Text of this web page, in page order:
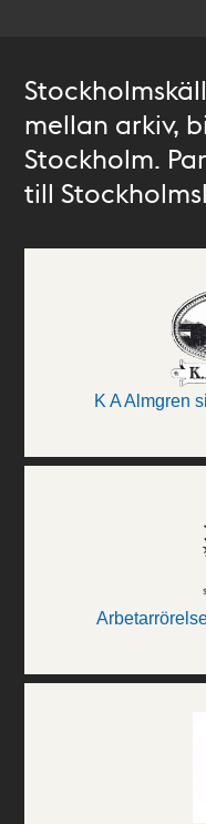
mellan arkiv,
Stockholm.
till
K A Almgren